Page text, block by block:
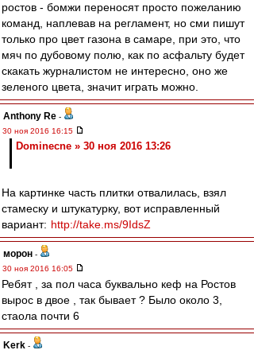
ростов - бомжи переносят просто пожеланию
команд, наплевав на регламент, но сми пишут
только про цвет газона в самаре, при это, что
мяч по дубовому полю, как по асфальту будет
скакать журналистом не интересно, оно же
зеленого цвета, значит играть можно.
Anthony Re -
30 ноя 2016 16:15
Dominecne » 30 ноя 2016 13:26
На картинке часть плитки отвалилась, взял
стамеску и штукатурку, вот исправленный
вариант: http://take.ms/9IdsZ
морон -
30 ноя 2016 16:05
Ребят , за пол часа буквально кеф на Ростов
вырос в двое , так бывает ? Было около 3,
стаола почти 6
Kerk -